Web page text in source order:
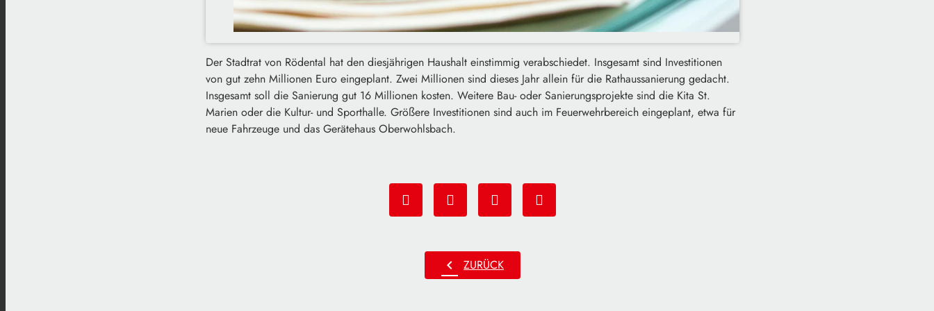
Der Stadtrat von Rödental hat den diesjährigen Haushalt einstimmig verabschiedet. Insgesamt sind Investitionen
von gut zehn Millionen Euro eingeplant. Zwei Millionen sind dieses Jahr allein für die Rathaussanierung gedacht.
Insgesamt soll die Sanierung gut 16 Millionen kosten. Weitere Bau- oder Sanierungsprojekte sind die Kita St.
Marien oder die Kultur- und Sporthalle. Größere Investitionen sind auch im Feuerwehrbereich eingeplant, etwa für
neue Fahrzeuge und das Gerätehaus Oberwohlsbach.
chevron_left ZURÜCK